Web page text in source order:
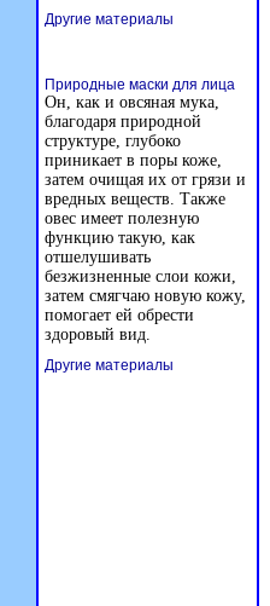
Другие материалы
Природные маски для лица
Он, как и овсяная мука,
благодаря природной
структуре, глубоко
приникает в поры коже,
затем очищая их от грязи и
вредных веществ. Также
овес имеет полезную
функцию такую, как
отшелушивать
безжизненные слои кожи,
затем смягчаю новую кожу,
помогает ей обрести
здоровый вид.
Другие материалы